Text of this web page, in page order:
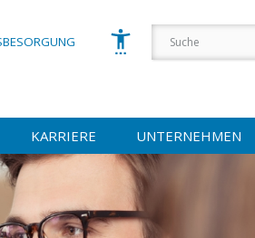
KARRIERE UNTERNEHMEN